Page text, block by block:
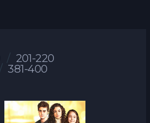
201-220
381-400